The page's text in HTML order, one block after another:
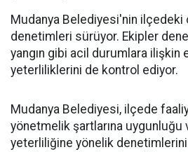
Mudanya Belediyesi'nin
denetimleri sürüyor. Ekipler
yangın gibi acil durumlara ilişkin
yeterliliklerini de kontrol ediyor.
Mudanya Belediyesi, ilçede
yönetmelik şartlarına uygunluğu
yeterliliğine yönelik